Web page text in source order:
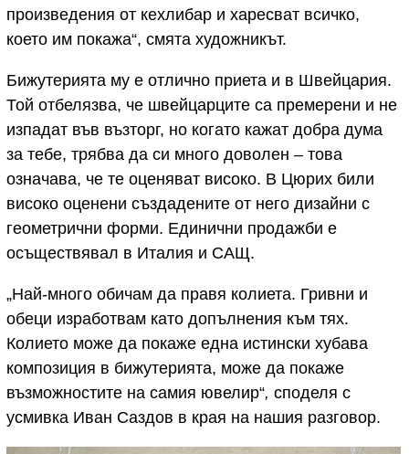
произведения от кехлибар и харесват всичко,
което им покажа“, смята художникът.
Бижутерията му е отлично приета и в Швейцария.
Той отбелязва, че швейцарците са премерени и не
изпадат във възторг, но когато кажат добра дума
за тебе, трябва да си много доволен – това
означава, че те оценяват високо. В Цюрих били
високо оценени създадените от него дизайни с
геометрични форми. Единични продажби е
осъществявал в Италия и САЩ.
„Най-много обичам да правя колиета. Гривни и
обеци изработвам като допълнения към тях.
Колието може да покаже една истински хубава
композиция в бижутерията, може да покаже
възможностите на самия ювелир“, споделя с
усмивка Иван Саздов в края на нашия разговор.